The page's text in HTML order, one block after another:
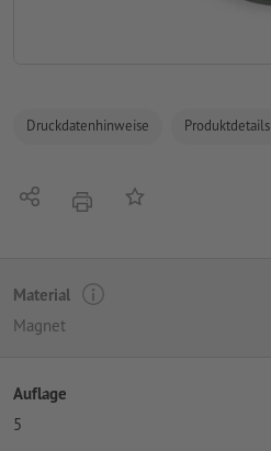
Druckdatenhinweise Produktdetails
Teilen DruckenAuf die Merkliste
Material
Magnet
Auflage
5